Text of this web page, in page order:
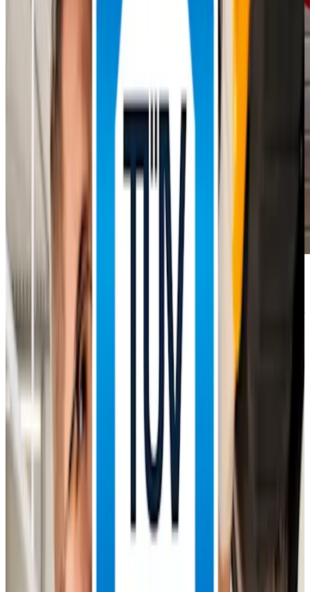
HU & AU
Die Hauptuntersuchung (HU) und die Abgasuntersuchung (AU), oft
einfach als „TÜV“ bezeichnet, sind gesetzlich vorgeschriebene
Prüfungen, die die Verkehrssicherheit und Umweltverträglichkeit
deines Fahrzeugs sicherstellen. AVEMO Werkstätten überprüfen
dein Fahrzeug rechtzeitig, um Mängel zu vermeiden und dafür
Sorge zu tragen, dass du sicher unterwegs bist.
Warum sind HU & AU notwendig?
Regelmäßige Prüfungen durch AVEMO Experten gewährleisten:
Verkehrssicherheit:
Kontrolle sicherheitsrelevanter Bauteile wie Bremsen, Fahrwerk und
Umweltschutz:
Sicherstellung der Einhaltung gesetzlicher Emissionsgrenzwerte
Eine abgelaufene TÜV-Plakette kann Bußgelder und Punkte in